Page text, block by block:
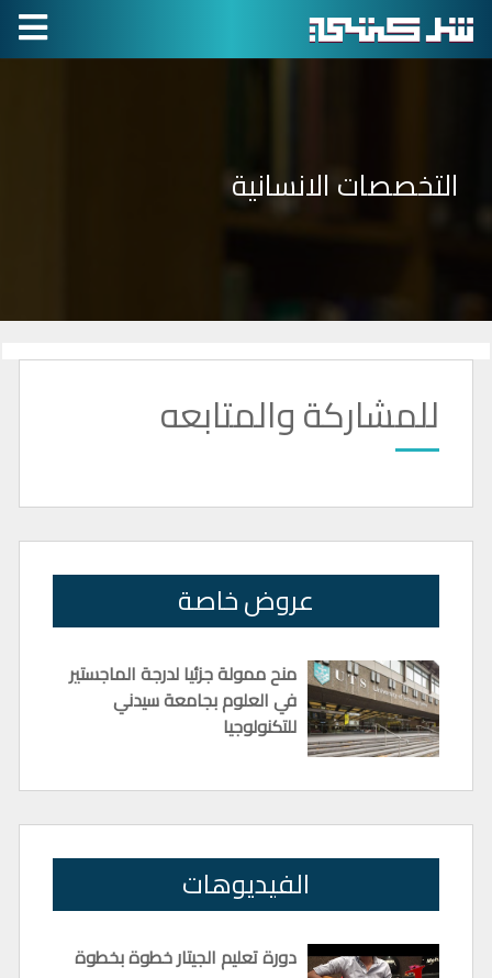
التخصصات الانسانية
للمشاركة والمتابعه
عروض خاصة
منح ممولة جزئيا لدرجة الماجستير
في العلوم بجامعة سيدني
للتكنولوجيا
الفيديوهات
دورة تعليم الجيتار خطوة بخطوة